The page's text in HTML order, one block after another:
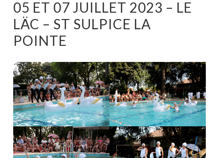
05 ET 07 JUILLET 2023 – LE
LÄC – ST SULPICE LA
POINTE